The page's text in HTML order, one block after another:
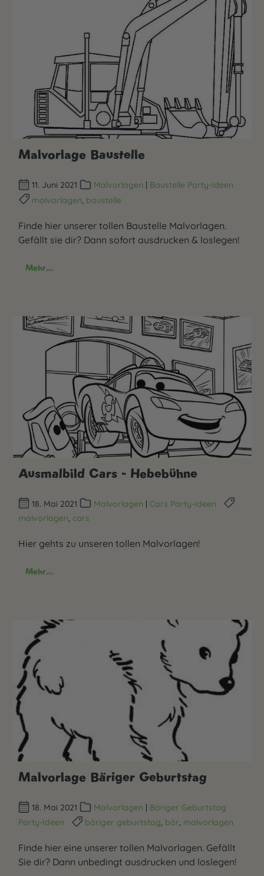
Malvorlage Baustelle
11. Juni 2021 Malvorlagen | Baustelle Party-Ideen
malvorlagen baustelle
Finde hier unserer tollen Baustelle Malvorlagen.
Gefällt sie dir? Dann sofort ausdrucken & loslegen!
Mehr...
Ausmalbild Cars - Hebebühne
18. Mai 2021 Malvorlagen | Cars Party-Ideen
malvorlagen, cars
Hier gehts zu unseren tollen Malvorlagen!
Mehr...
Malvorlage Bäriger Geburtstag
18. Mai 2021 Malvorlagen | Bäriger Geburtstag
Party-Ideen
bäriger geburtstag, bär, malvorlagen
Finde hier eine unserer tollen Malvorlagen. Gefällt
Sie dir? Dann unbedingt ausdrucken und loslegen!